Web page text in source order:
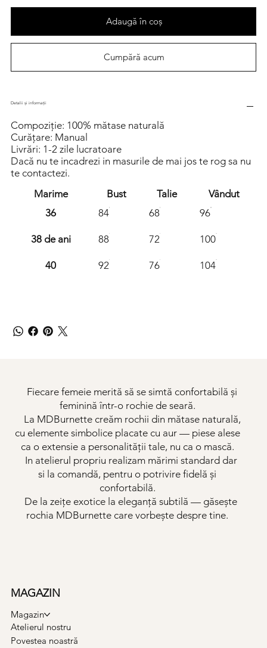
Adaugă în coș
Cumpără acum
Detalii și informații
Compoziție: 100% mătase naturală
Curățare: Manual
Livrări: 1-2 zile lucratoare
Dacă nu te incadrezi in masurile de mai jos te rog sa nu
te contactezi.
Marime
Bust Talie
Vândut
36
84 68 96
38 de ani 88 72 100
40 92 76 104
Fiecare femeie merită să se simtă confortabilă și
feminină într-o rochie de seară.
La MDBurnette creăm rochii din mătase naturală,
cu elemente simbolice placate cu aur — piese alese
ca o extensie a personalității tale, nu ca o mască.
In atelierul propriu realizam mărimi standard dar
si la comandă, pentru o potrivire fidelă și
confortabilă.
De la zeițe exotice la eleganță subtilă — găsește
rochia MDBurnette care vorbește despre tine.
MAGAZIN
Magazin
Atelierul nostru
Povestea noastră